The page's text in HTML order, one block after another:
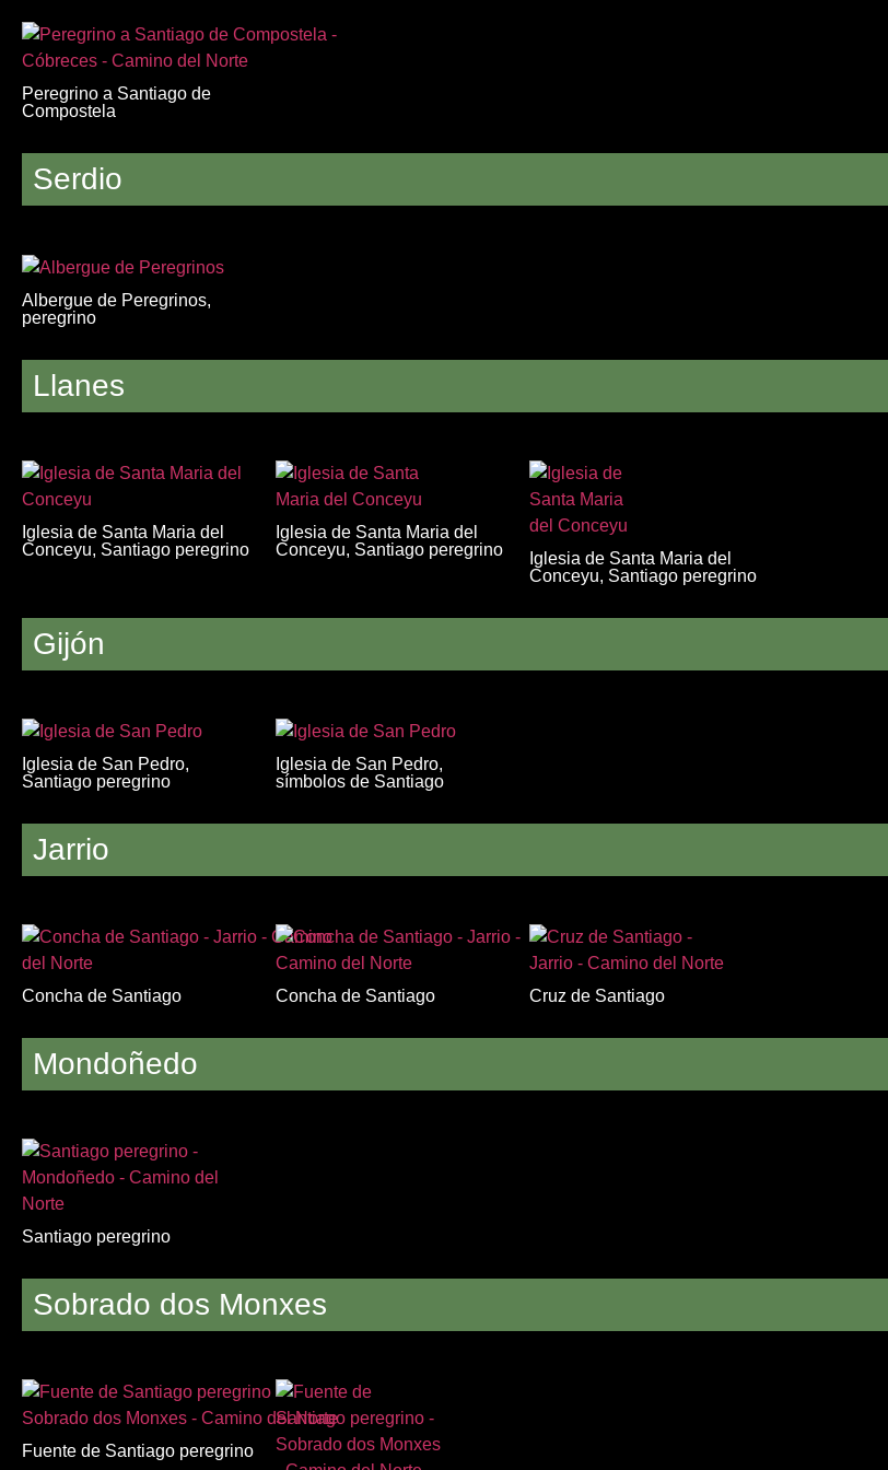
Peregrino a Santiago de
Compostela
Serdio
Albergue de Peregrinos,
peregrino
Llanes
Iglesia de Santa Maria del
Conceyu, Santiago peregrino
Iglesia de Santa Maria del
Conceyu, Santiago peregrino
Iglesia de Santa Maria del
Conceyu, Santiago peregrino
Gijón
Iglesia de San Pedro,
Santiago peregrino
Iglesia de San Pedro,
símbolos de Santiago
Jarrio
Concha de Santiago Concha de Santiago Cruz de Santiago
Mondoñedo
Santiago peregrino
Sobrado dos Monxes
Fuente de Santiago peregrino